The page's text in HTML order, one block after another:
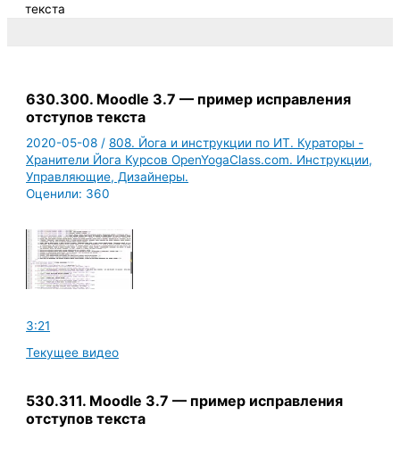
текста
630.300. Moodle 3.7 — пример исправления
отступов текста
2020-05-08/808. Йога и инструкции по ИТ. Кураторы -
Хранители Йога Курсов OpenYogaClass.com. Инструкции,
Управляющие, Дизайнеры.
Оценили: 360
3:21
Текущее видео
530.311. Moodle 3.7 — пример исправления
отступов текста